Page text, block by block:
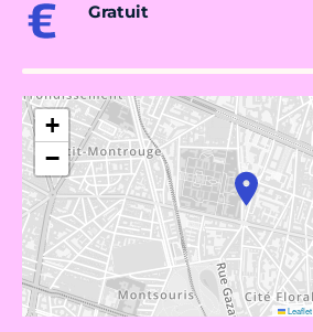
Gratuit
+
−
Leaflet